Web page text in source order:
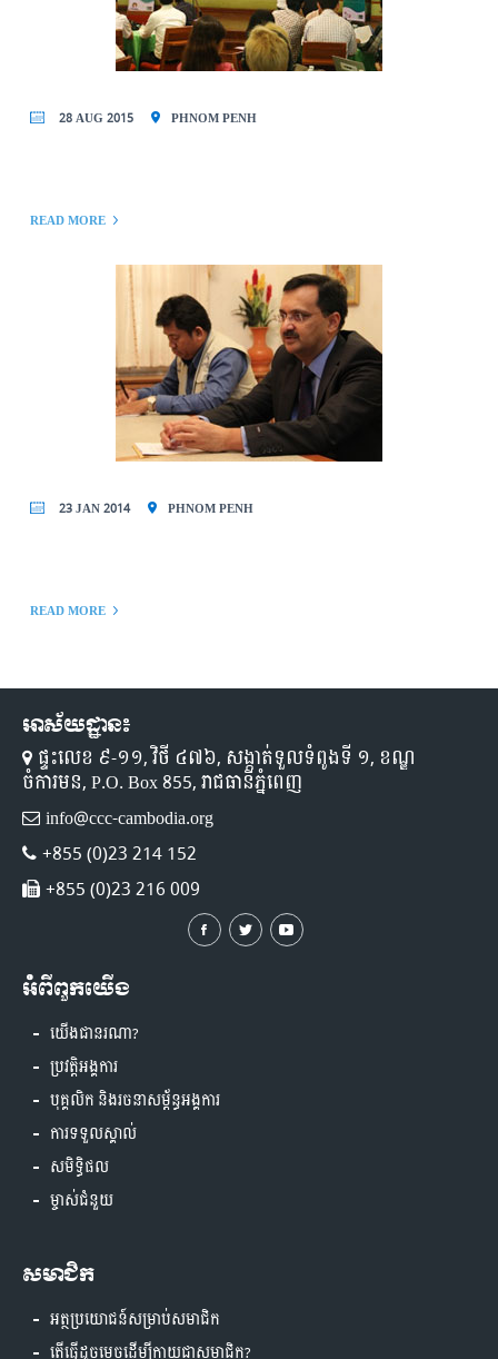
28 AUG 2015 PHNOM PENH
READ MORE
23 JAN 2014 PHNOM PENH
READ MORE
អាស័យដ្ឋាន៖
ផ្ទះលេខ ៩-១១,​ វិថី ៤៧៦, សង្កាត់ទួលទំពូងទី ១,​ ខណ្ឌ
ចំការមន, P.O. Box 855, រាជធានីភ្នំពេញ
info@ccc-cambodia.org
+855 (0)23 214 152
+855 (0)23 216 009
អំពីពួកយើង
យើងជានរណា?
ប្រវត្តិអង្គការ
បុគ្គលិក និងរចនាសម្ព័ន្ធអង្គការ
ការទទួលស្គាល់
សមិទ្ធិផល
ម្ចាស់ជំនួយ
សមាជិក
អត្ថប្រយោជន៍សម្រាប់សមាជិក
តើធ្វើដូចម្តេចដើម្បីក្លាយជាសមាជិក?